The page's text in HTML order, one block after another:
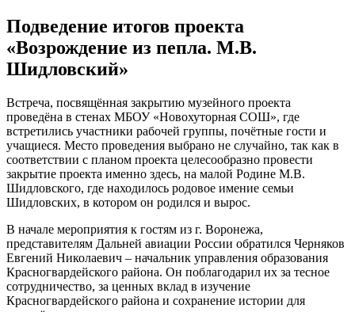
Подведение итогов проекта
«Возрождение из пепла. М.В.
Шидловский»
Встреча, посвящённая закрытию музейного проекта
проведёна в стенах МБОУ «Новохуторная СОШ», где
встретились участники рабочей группы, почётные гости и
учащиеся. Место проведения выбрано не случайно, так как в
соответствии с планом проекта целесообразно провести
закрытие проекта именно здесь, на малой Родине М.В.
Шидловского, где находилось родовое имение семьи
Шидловских, в котором он родился и вырос.
В начале мероприятия к гостям из г. Воронежа,
представителям Дальней авиации России обратился Черняков
Евгений Николаевич – начальник управления образования
Красногвардейского района. Он поблагодарил их за тесное
сотрудничество, за ценных вклад в изучение
Красногвардейского района и сохранение истории для